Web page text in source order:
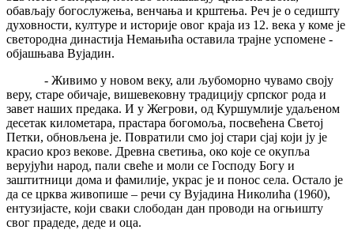
обављају богослужења, венчања и крштења. Реч је о седишту
духовности, културе и историје овог краја из 12. века у коме је
светородна династија Немањића оставила трајне успомене -
објашњава Вујадин.
- Живимо у новом веку, али љубоморно чувамо своју
веру, старе обичаје, вишевековну традицију српског рода и
завет наших предака. И у Жегрови, од Куршумлије удаљеном
десетак километара, прастара богомоља, посвећена Светој
Петки, обновљена је. Повратили смо јој стари сјај који ју је
красио кроз векове. Древна светиња, око које се окупља
верујући народ, пали свеће и моли се Господу Богу и
заштитници дома и фамилије, украс је и понос села. Остало је
да се црква живопише – речи су Вујадина Николића (1960),
ентузијасте, који сваки слободан дан проводи на огњишту
свог прадеде, деде и оца.